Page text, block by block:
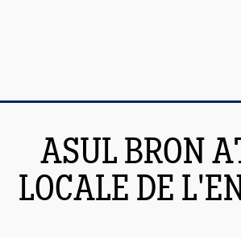
ASUL BRON
LOCALE DE